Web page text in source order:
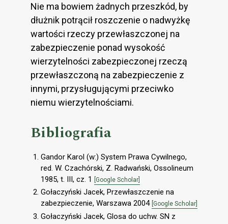
Nie ma bowiem żadnych przeszkód, by
dłużnik potrącił roszczenie o nadwyżkę
wartości rzeczy przewłaszczonej na
zabezpieczenie ponad wysokość
wierzytelności zabezpieczonej rzeczą
przewłaszczoną na zabezpieczenie z
innymi, przysługującymi przeciwko
niemu wierzytelnościami.
Bibliografia
Gandor Karol (w:) System Prawa Cywilnego,
red. W. Czachórski, Z. Radwański, Ossolineum
1985, t. III, cz. 1
[Google Scholar]
Gołaczyński Jacek, Przewłaszczenie na
zabezpieczenie, Warszawa 2004 [Google Scholar]
Gołaczyński Jacek, Glosa do uchw. SN z